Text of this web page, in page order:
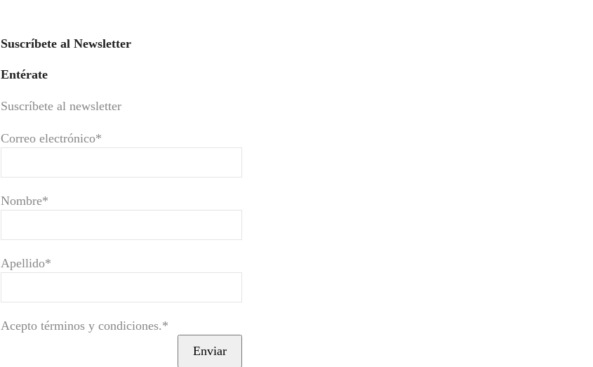
Suscríbete al Newsletter
Entérate
Suscríbete al newsletter
Correo electrónico*
Nombre*
Apellido*
Acepto términos y condiciones.*